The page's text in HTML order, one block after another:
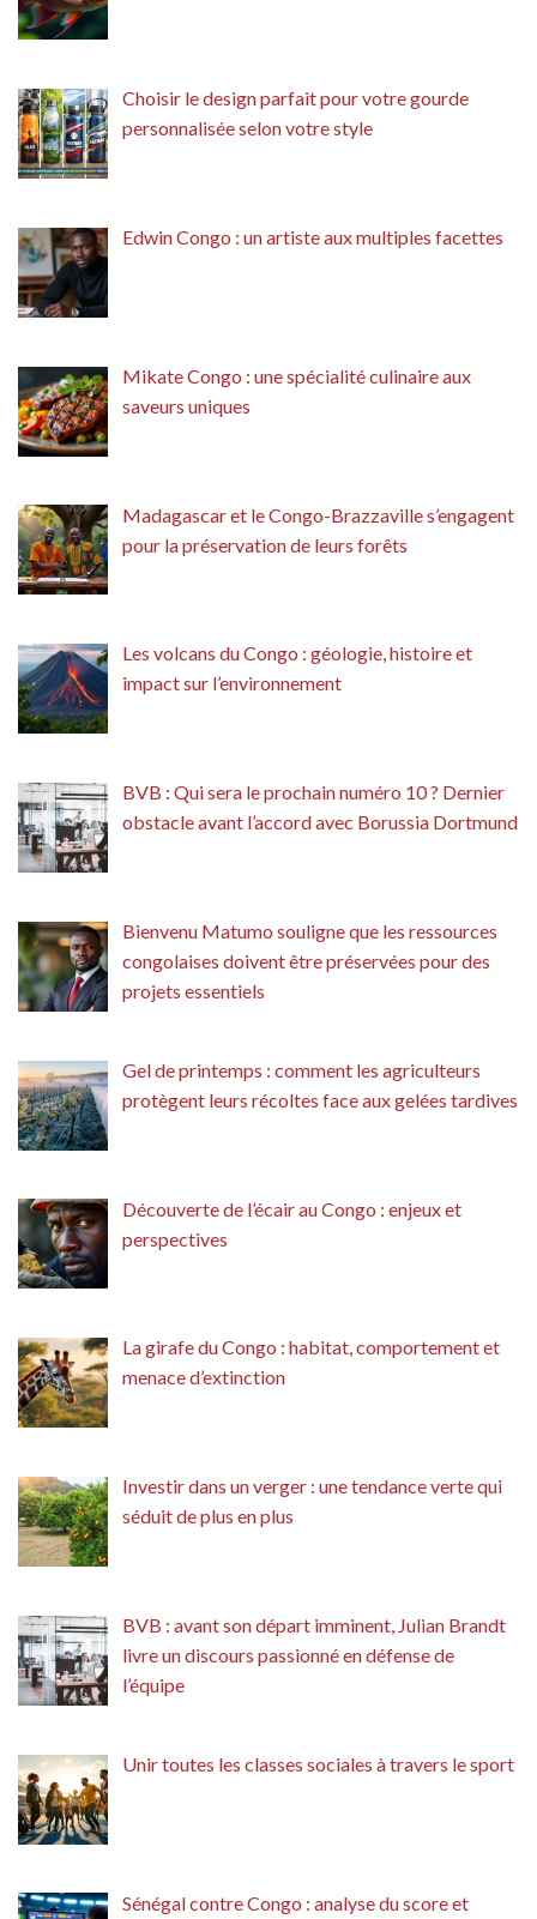
Choisir le design parfait pour votre gourde
personnalisée selon votre style
Edwin Congo : un artiste aux multiples facettes
Mikate Congo : une spécialité culinaire aux
saveurs uniques
Madagascar et le Congo-Brazzaville s’engagent
pour la préservation de leurs forêts
Les volcans du Congo : géologie, histoire et
impact sur l’environnement
BVB : Qui sera le prochain numéro 10 ? Dernier
obstacle avant l’accord avec Borussia Dortmund
Bienvenu Matumo souligne que les ressources
congolaises doivent être préservées pour des
projets essentiels
Gel de printemps : comment les agriculteurs
protègent leurs récoltes face aux gelées tardives
Découverte de l’écair au Congo : enjeux et
perspectives
La girafe du Congo : habitat, comportement et
menace d’extinction
Investir dans un verger : une tendance verte qui
séduit de plus en plus
BVB : avant son départ imminent, Julian Brandt
livre un discours passionné en défense de
l’équipe
Unir toutes les classes sociales à travers le sport
Sénégal contre Congo : analyse du score et